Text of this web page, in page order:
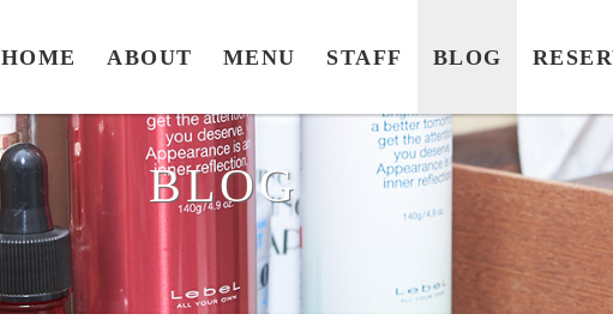
HOME ABOUT MENU STAFF BLOG
BLOG